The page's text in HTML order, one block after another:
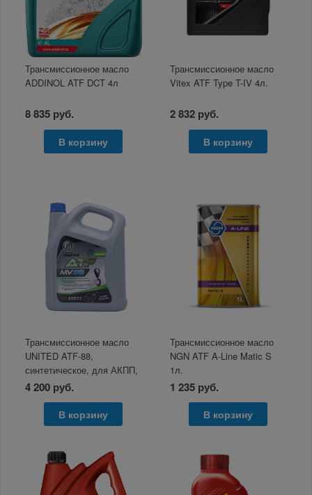
Трансмиссионное масло
ADDINOL ATF DCT 4л
8 835 руб.
В корзину
Трансмиссионное масло
Vitex ATF Type T-IV 4л.
2 832 руб.
В корзину
Трансмиссионное масло
UNITED ATF-88,
синтетическое, для АКПП,
4 л
4 200 руб.
В корзину
Трансмиссионное масло
NGN ATF A-Line Matic S
1л.
1 235 руб.
В корзину